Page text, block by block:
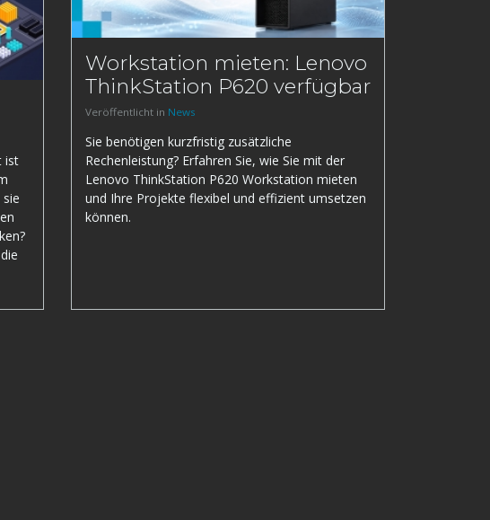
ist
Workstation mieten: Lenovo
ThinkStation P620 verfügbar
Veröffentlicht in News
Sie benötigen kurzfristig zusätzliche
Rechenleistung? Erfahren Sie, wie Sie mit der
Lenovo ThinkStation P620 Workstation mieten
und Ihre Projekte flexibel und effizient umsetzen
können.